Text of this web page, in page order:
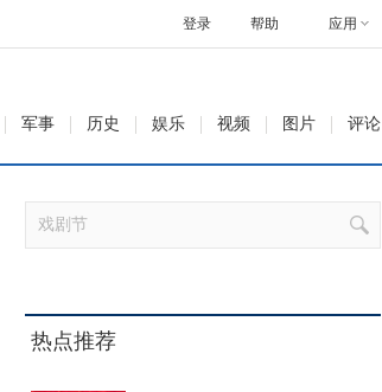
帮助 应用
登录
军事 历史 娱乐 视频 图片 评论
热点推荐